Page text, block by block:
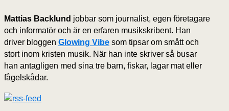
Mattias Backlund jobbar som journalist, egen företagare
och informatör och är en erfaren musikskribent. Han
driver bloggen Glowing Vibe som tipsar om smått och
stort inom kristen musik. När han inte skriver så busar
han antagligen med sina tre barn, fiskar, lagar mat eller
fågelskådar.